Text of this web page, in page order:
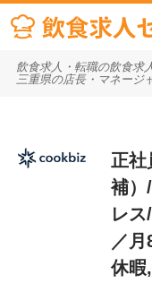
飲食求人・転職の飲食求
三重県の店長・マネージ
正社
補）
レ
／
休暇